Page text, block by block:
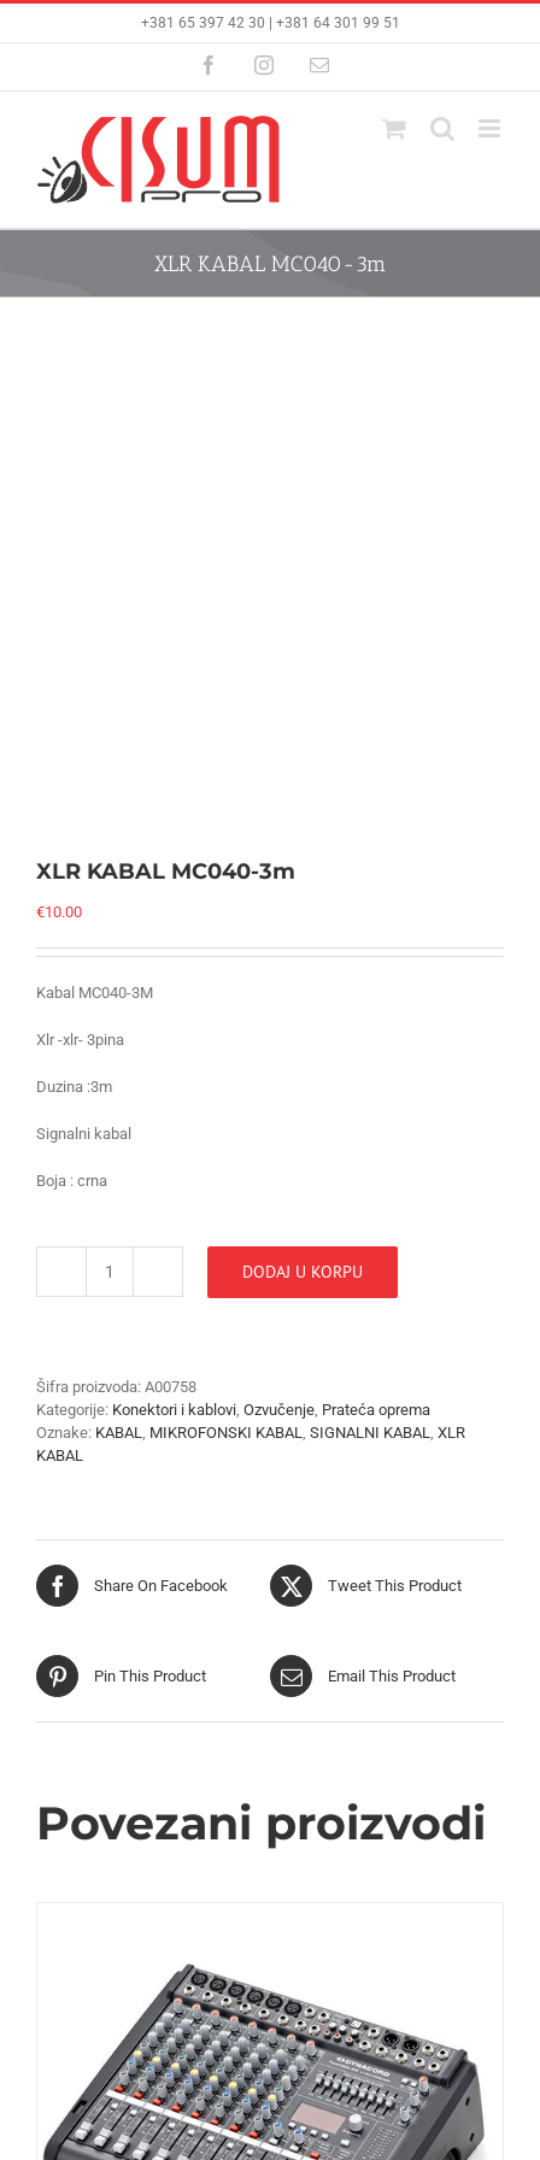
+381 65 397 42 30 | +381 64 301 99 51
FacebookInstagramEmail
XLR KABAL MC040-3m
XLR KABAL MC040-3m
€10.00
Kabal MC040-3M
Xlr -xlr- 3pina
Duzina :3m
Signalni kabal
Boja : crna
XLR
DODAJ U KORPU
Šifra proizvoda: A00758
Kategorije: Konektori i kablovi, Ozvučenje, Prateća oprema
Oznake: KABAL, MIKROFONSKI KABAL, SIGNALNI KABAL, XLR
KABAL
Share On Facebook Tweet This Product
Pin This Product Email This Product
Povezani proizvodi